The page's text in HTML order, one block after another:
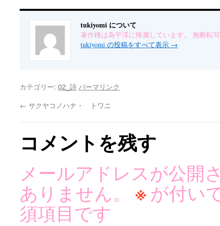
tukiyomi について
著作権は為平澪に帰属しています。 無断転
tukiyomi の投稿をすべて表示 →
カテゴリー: 02_詩 パーマリンク
← サクヤコノハナ・ トワニ
コメントを残す
メールアドレスが公開
ありません。
※が付い
須項目です